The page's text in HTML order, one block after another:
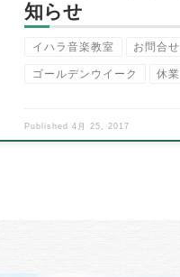
知らせ
イハラ音楽教室 お問合せ
ゴールデンウイーク 休業
Published4月 25, 2017